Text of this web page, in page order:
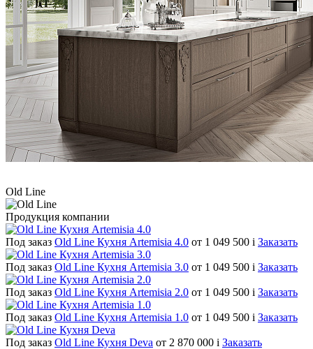
Old Line
Продукция компании
Под заказ Old Line Кухня Artemisia 4.0 от 1 049 500 i Заказать
Под заказ Old Line Кухня Artemisia 3.0 от 1 049 500 i Заказать
Под заказ Old Line Кухня Artemisia 2.0 от 1 049 500 i Заказать
Под заказ Old Line Кухня Artemisia 1.0 от 1 049 500 i Заказать
Под заказ Old Line Кухня Deva от 2 870 000 i Заказать